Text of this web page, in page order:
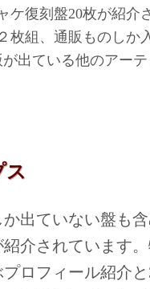
復刻盤20枚が紹介
枚組、通販ものしか
出ている他のアー
出ていない盤も
介されています
ロフィール紹介